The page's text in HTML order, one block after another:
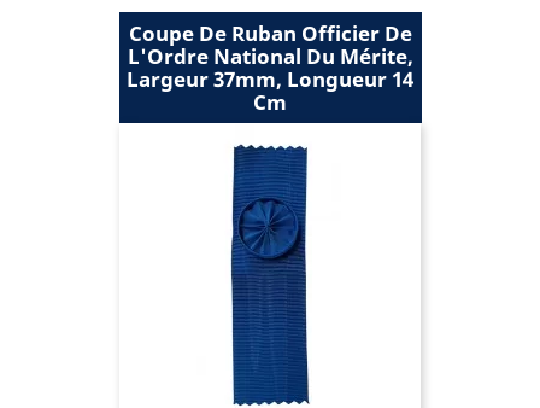
Coupe De Ruban Officier De
L'Ordre National Du Mérite,
Largeur 37mm, Longueur 14
Cm